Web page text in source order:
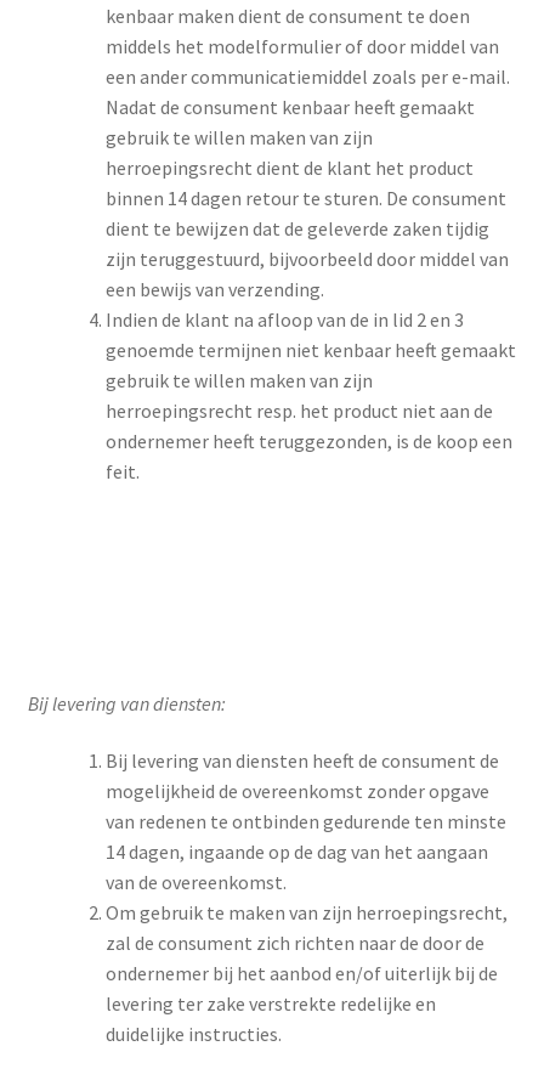
kenbaar maken dient de consument te doen
middels het modelformulier of door middel van
een ander communicatiemiddel zoals per e-mail.
Nadat de consument kenbaar heeft gemaakt
gebruik te willen maken van zijn
herroepingsrecht dient de klant het product
binnen 14 dagen retour te sturen. De consument
dient te bewijzen dat de geleverde zaken tijdig
zijn teruggestuurd, bijvoorbeeld door middel van
een bewijs van verzending.
Indien de klant na afloop van de in lid 2 en 3
genoemde termijnen niet kenbaar heeft gemaakt
gebruik te willen maken van zijn
herroepingsrecht resp. het product niet aan de
ondernemer heeft teruggezonden, is de koop een
feit.
Bij levering van diensten:
Bij levering van diensten heeft de consument de
mogelijkheid de overeenkomst zonder opgave
van redenen te ontbinden gedurende ten minste
14 dagen, ingaande op de dag van het aangaan
van de overeenkomst.
Om gebruik te maken van zijn herroepingsrecht,
zal de consument zich richten naar de door de
ondernemer bij het aanbod en/of uiterlijk bij de
levering ter zake verstrekte redelijke en
duidelijke instructies.